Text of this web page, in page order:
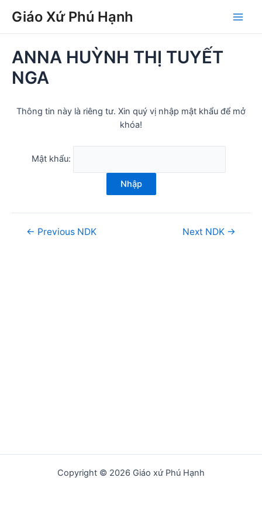
Giáo Xứ Phú Hạnh
Main
ANNA HUỲNH THỊ TUYẾT
NGA
Thông tin này là riêng tư. Xin quý vị nhập mật khẩu để mở
khóa!
Mật khẩu:
Nhập
navigation
← Previous NDK Next NDK →
Copyright © 2026 Giáo xứ Phú Hạnh